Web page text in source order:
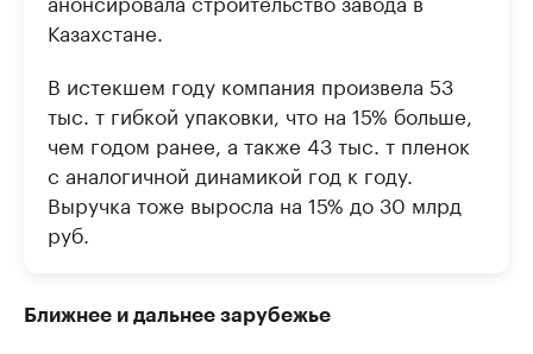
Казахстане.
В истекшем году компания произвела 53
тыс. т гибкой упаковки, что на 15% больше,
чем годом ранее, а также 43 тыс. т пленок
с аналогичной динамикой год к году.
Выручка тоже выросла на 15% до 30 млрд
руб.
Ближнее и дальнее зарубежье